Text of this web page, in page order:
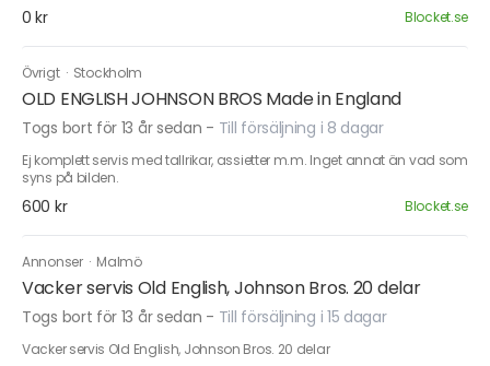
0 kr Blocket.se
Övrigt · Stockholm
OLD ENGLISH JOHNSON BROS Made in England
Togs bort för 13 år sedan - Till försäljning i 8 dagar
Ej komplett servis med tallrikar, assietter m.m. Inget annat än vad som
syns på bilden.
600 kr Blocket.se
Annonser · Malmö
Vacker servis Old English, Johnson Bros. 20 delar
Togs bort för 13 år sedan - Till försäljning i 15 dagar
Vacker servis Old English, Johnson Bros. 20 delar